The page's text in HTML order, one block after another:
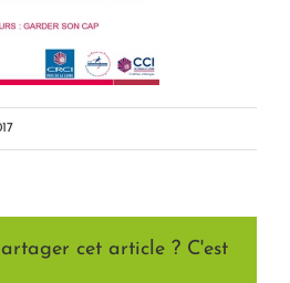
cet article ? C'est